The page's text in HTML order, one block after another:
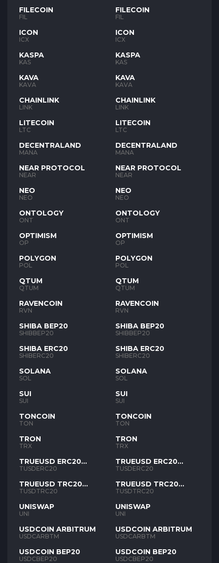
FILECOIN
FIL
ICON
ICX
KASPA
KAS
KAVA
KAVA
CHAINLINK
LINK
LITECOIN
LTC
DECENTRALAND
MANA
NEAR PROTOCOL
NEAR
NEO
NEO
ONTOLOGY
ONT
OPTIMISM
OP
POLYGON
POL
QTUM
QTUM
RAVENCOIN
RVN
SHIBA BEP20
SHIBBEP20
SHIBA ERC20
SHIBERC20
SOLANA
SOL
SUI
SUI
TONCOIN
TON
TRON
TRX
TRUEUSD ERC20
TUSD
TUSDERC20
TRUEUSD TRC20
TUSD
TUSDTRC20
UNISWAP
UNI
USDCOIN ARBITRUM
USDCARBTM
USDCOIN BEP20
USDCBEP20
FILECOIN
FIL
ICON
ICX
KASPA
KAS
KAVA
KAVA
CHAINLINK
LINK
LITECOIN
LTC
DECENTRALAND
MANA
NEAR PROTOCOL
NEAR
NEO
NEO
ONTOLOGY
ONT
OPTIMISM
OP
POLYGON
POL
QTUM
QTUM
RAVENCOIN
RVN
SHIBA BEP20
SHIBBEP20
SHIBA ERC20
SHIBERC20
SOLANA
SOL
SUI
SUI
TONCOIN
TON
TRON
TRX
TRUEUSD ERC20
TUSD
TUSDERC20
TRUEUSD TRC20
TUSD
TUSDTRC20
UNISWAP
UNI
USDCOIN ARBITRUM
USDCARBTM
USDCOIN BEP20
USDCBEP20